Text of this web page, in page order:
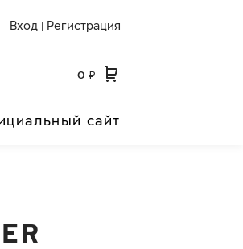
Вход Регистрация
0 ₽
сайт